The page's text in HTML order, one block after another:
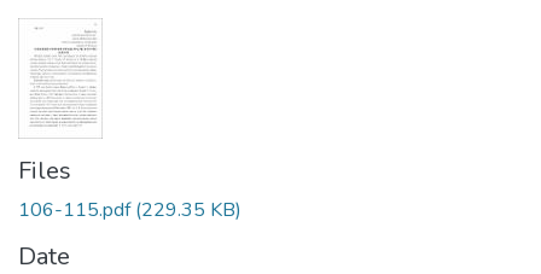
Files
106-115.pdf(229.35 KB)
Date